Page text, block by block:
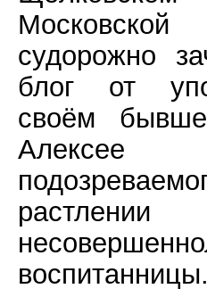
судорожно
блог от
своём
Алексее